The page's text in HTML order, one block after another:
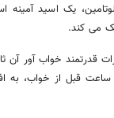
یک اسید
می کند.
قدرتمند خواب آور
ساعت قبل از خواب،